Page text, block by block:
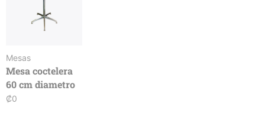
Mesas
Mesa coctelera
60 cm diametro
₡0